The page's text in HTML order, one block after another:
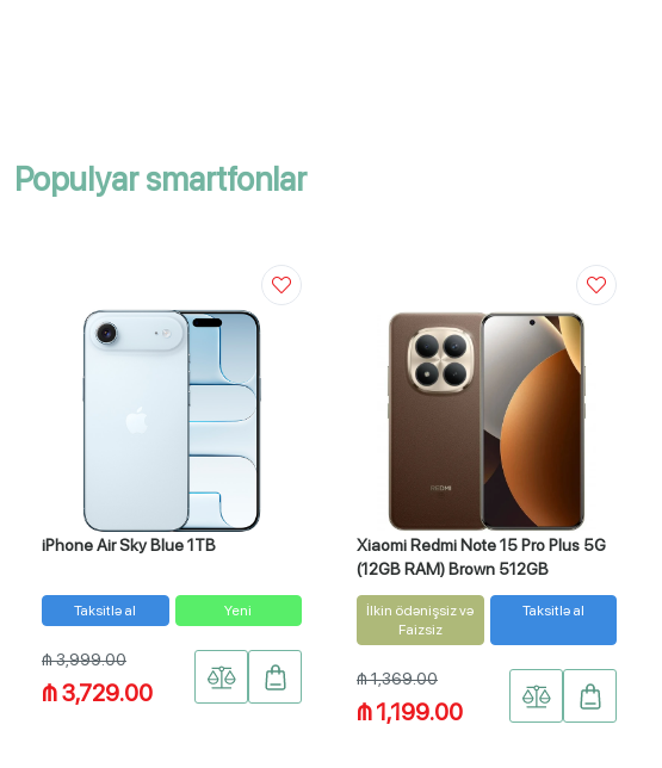
Populyar smartfonlar
iPhone Air Sky Blue 1TB
Taksitlə al Yeni
₼ 3,999.00
₼ 3,729.00
Xiaomi Redmi Note 15 Pro Plus 5G
(12GB RAM) Brown 512GB
İlkin ödənişsiz və
Faizsiz
Taksitlə al
₼ 1,369.00
₼ 1,199.00